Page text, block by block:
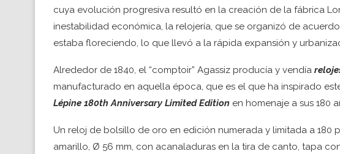
cuya evolución progresiva resultó en la creación de la fábrica
inestabilidad económica, la relojería, que se organizó de
estaba floreciendo, lo que llevó a la rápida expansión y
Alrededor de 1840, el “comptoir” Agassiz producía y vendía
manufacturado en aquella época, que es el que ha inspirado
Lépine 180th Anniversary Limited Edition en homenaje a sus 180
Un reloj de bolsillo de oro en edición numerada y limitada a 180
amarillo, Ø 56 mm, con acanaladuras en la tira de canto, tapa